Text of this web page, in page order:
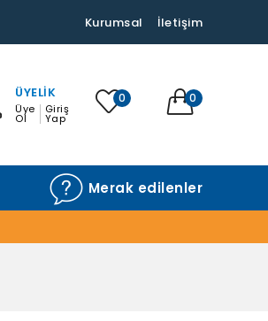
Kurumsal İletişim
ÜYELIK
Üye
Ol
Giriş
Yap
0 0
Merak edilenler